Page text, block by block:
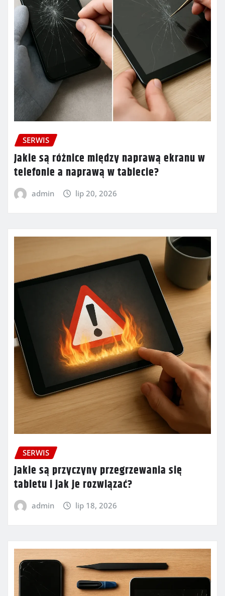
SERWIS
Jakie są różnice między naprawą ekranu w
telefonie a naprawą w tablecie?
admin lip 20, 2026
SERWIS
Jakie są przyczyny przegrzewania się
tabletu i jak je rozwiązać?
admin lip 18, 2026